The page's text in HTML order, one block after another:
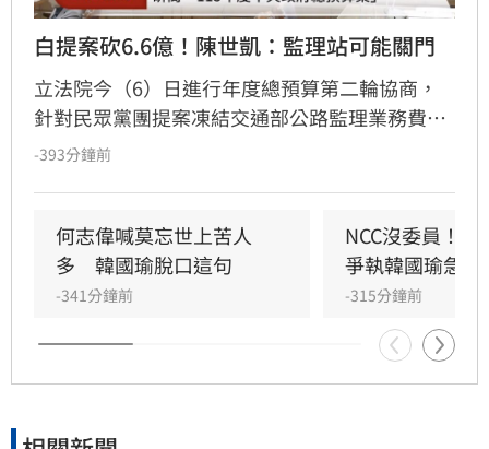
白提案砍6.6億！陳世凱：監理站可能關門
立法院今（6）日進行年度總預算第二輪協商，
針對民眾黨團提案凍結交通部公路監理業務費
40%並減列6.6億元，交通部長陳世凱示警，恐衝
持原案。立法院長韓國瑜最終裁示全案保留，並
要民眾黨團與交通部溝通。
-393分鐘前
何志偉喊莫忘世上苦人
多　韓國瑜脫口這句
-341分鐘前
NCC沒委員！
爭執韓國瑜急勸
-315分鐘前